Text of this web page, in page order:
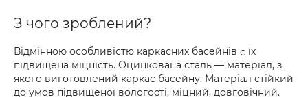
З чого зроблений?
Відмінною особливістю каркасних басейнів є їх
підвищена міцність. Оцинкована сталь — матеріал, з
якого виготовлений каркас басейну. Матеріал стійкий
до умов підвищеної вологості, міцний, довговічний.